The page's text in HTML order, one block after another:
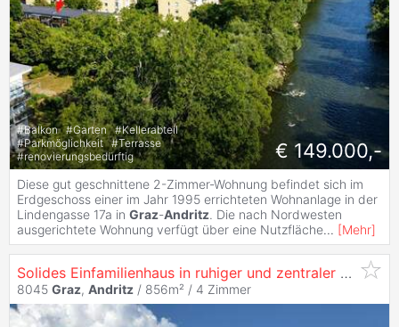
#Balkon #Garten #Kellerabteil
#Parkmöglichkeit #Terrasse
#renovierungsbedürftig € 149.000,-
Diese gut geschnittene 2-Zimmer-Wohnung befindet sich im
Erdgeschoss einer im Jahr 1995 errichteten Wohnanlage in der
Lindengasse 17a in Graz-Andritz. Die nach Nordwesten
ausgerichtete Wohnung verfügt über eine Nutzfläche... [Mehr]
Solides Einfamilienhaus in ruhiger und zentraler Lage in
8045 Graz, Andritz / 856m² / 4 Zimmer